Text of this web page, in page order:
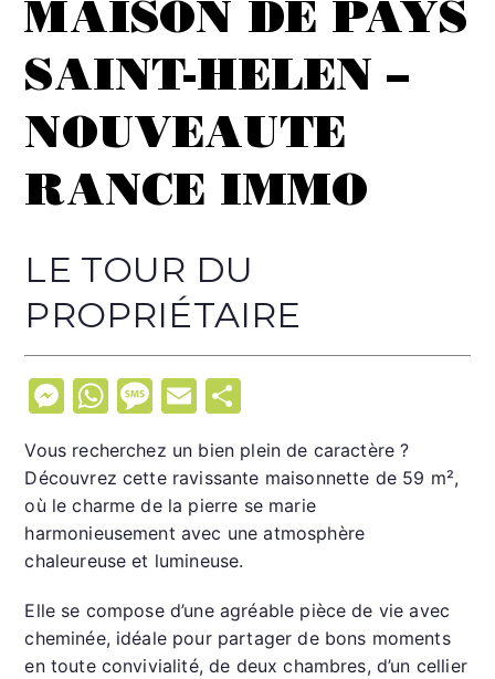
MAISON DE PAYS
SAINT-HELEN –
NOUVEAUTE
RANCE IMMO
LE TOUR DU
PROPRIÉTAIRE
M
s
s
e
n
g
er
W
at
s
A
p
p
M
s
s
a
g
e
E
ai
l
ta
g
er
Vous recherchez un bien plein de caractère ?
Découvrez cette ravissante maisonnette de 59 m²,
où le charme de la pierre se marie
harmonieusement avec une atmosphère
chaleureuse et lumineuse.
Elle se compose d’une agréable pièce de vie avec
cheminée, idéale pour partager de bons moments
en toute convivialité, de deux chambres, d’un cellier